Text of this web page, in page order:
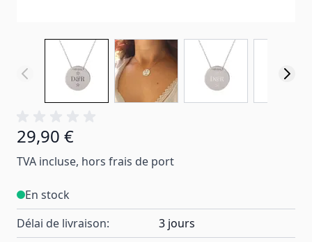
29,90 €
TVA incluse, hors frais de port
En stock
Délai de livraison:
3 jours